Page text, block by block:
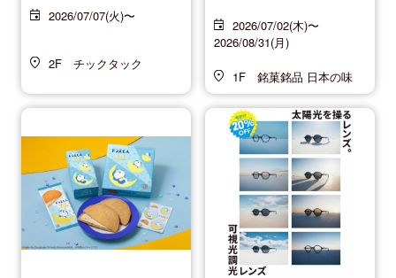
2026/07/07(火)〜
2F チックタック
2026/07/02(木)〜
2026/08/31(月)
1F 銘菓銘品 日本の味